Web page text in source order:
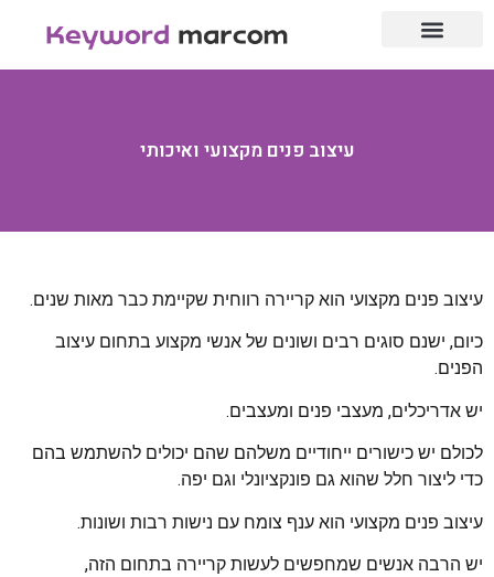
עיצוב פנים מקצועי ואיכותי
עיצוב פנים מקצועי הוא קריירה רווחית שקיימת כבר מאות שנים.
כיום, ישנם סוגים רבים ושונים של אנשי מקצוע בתחום עיצוב
הפנים.
יש אדריכלים, מעצבי פנים ומעצבים.
לכולם יש כישורים ייחודיים משלהם שהם יכולים להשתמש בהם
כדי ליצור חלל שהוא גם פונקציונלי וגם יפה.
עיצוב פנים מקצועי הוא ענף צומח עם נישות רבות ושונות.
יש הרבה אנשים שמחפשים לעשות קריירה בתחום הזה,